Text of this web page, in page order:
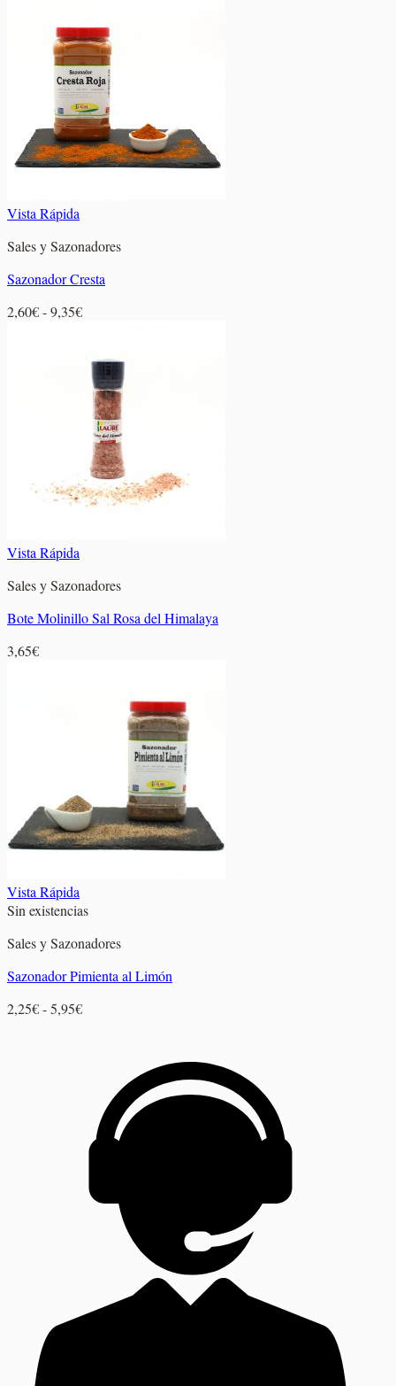
desde
3,30€
hasta
36,25€
Vista Rápida
Sales y Sazonadores
Sazonador Cresta
2,60€-9,35€Rango
desde
2,60€
hasta
9,35€
Vista Rápida
Sales y Sazonadores
Bote Molinillo Sal Rosa del Himalaya
3,65€
Vista Rápida
Sin existencias
Sales y Sazonadores
Sazonador Pimienta al Limón
2,25€-5,95€Rango
hasta
5,95€